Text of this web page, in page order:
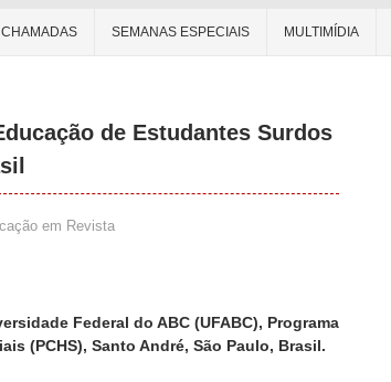
CHAMADAS SEMANAS ESPECIAIS MULTIMÍDIA
de Estudantes Surdos
em Revista
Federal do ABC (UFABC), Programa
(PCHS), Santo André, São Paulo, Brasil.